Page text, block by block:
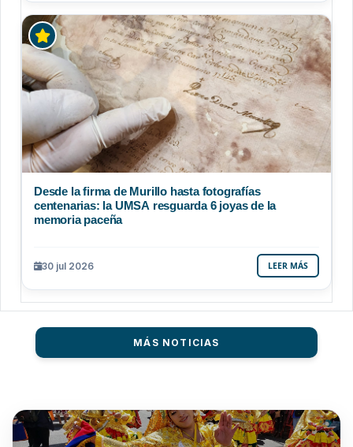
Desde la firma de Murillo hasta fotografías
centenarias: la UMSA resguarda 6 joyas de la
memoria paceña
30 jul 2026 LEER MÁS
MÁS NOTICIAS